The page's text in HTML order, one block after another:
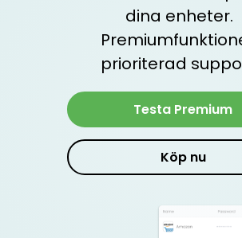
dina enheter.
prioriterad
Köp nu
Testa Premium